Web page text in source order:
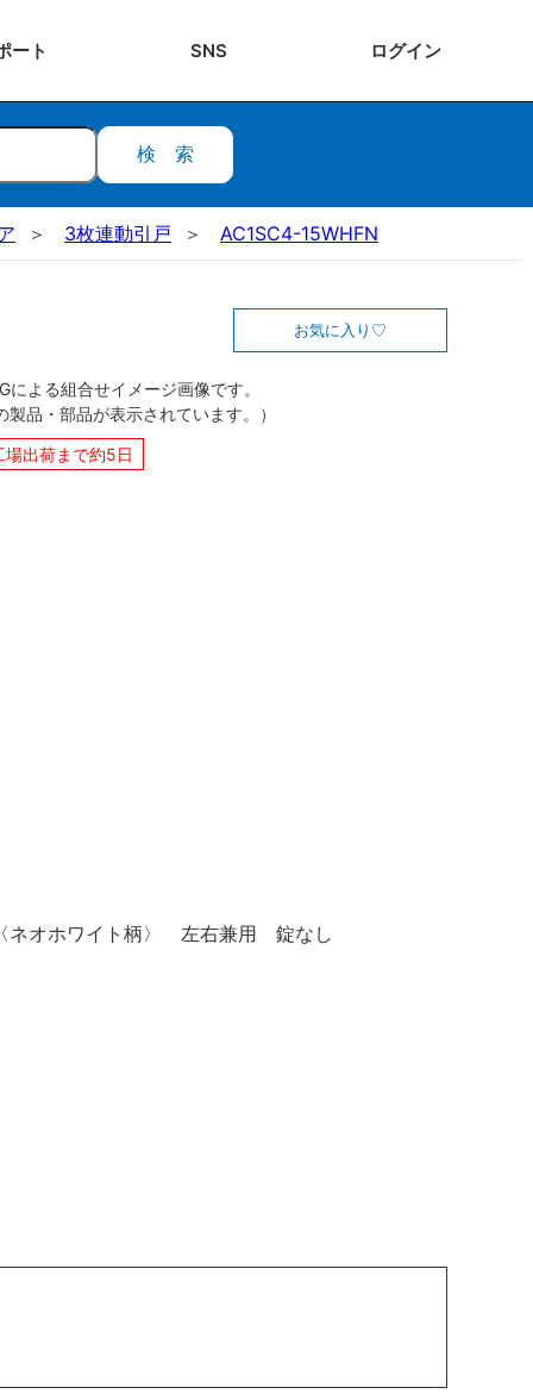
ート SNS ログイン
検索
3枚連動引戸 AC1SC4-15WHFN
お気に入り
による組合せイメージ画像です。
製品・部品が表示されています。）
場出荷まで約5日